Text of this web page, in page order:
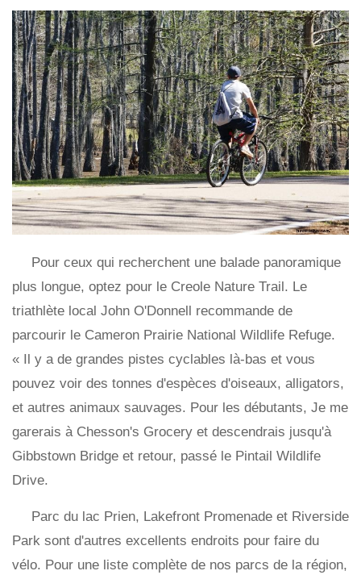
Pour ceux qui recherchent une balade panoramique
plus longue, optez pour le Creole Nature Trail. Le
triathlète local John O'Donnell recommande de
parcourir le Cameron Prairie National Wildlife Refuge.
« Il y a de grandes pistes cyclables là-bas et vous
pouvez voir des tonnes d'espèces d'oiseaux, alligators,
et autres animaux sauvages. Pour les débutants, Je me
garerais à Chesson's Grocery et descendrais jusqu'à
Gibbstown Bridge et retour, passé le Pintail Wildlife
Drive.
Parc du lac Prien, Lakefront Promenade et Riverside
Park sont d'autres excellents endroits pour faire du
vélo. Pour une liste complète de nos parcs de la région,